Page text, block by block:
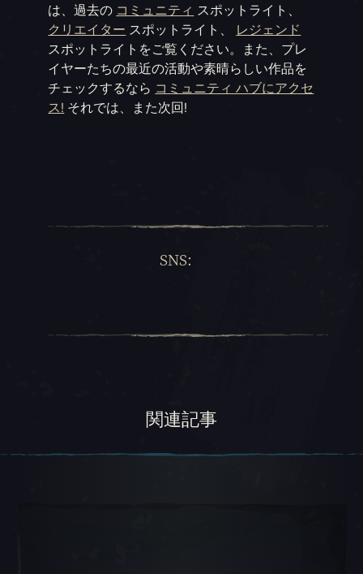
は、過去の コミュニティ スポットライト、
クリエイター スポットライト、 レジェンド
スポットライトをご覧ください。また、プレ
イヤーたちの最近の活動や素晴らしい作品を
チェックするなら コミュニティ ハブにアクセ
ス! それでは、また次回!
SNS:
関連記事